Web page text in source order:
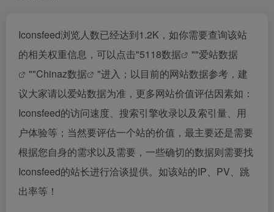
Iconsfeed浏览人数已经达到1.2K，如你需要查询该站
的相关权重信息，可以点击"5118数据 ""爱站数据
""Chinaz数据
"进入；以目前的网站数据参考，建
议大家请以爱站数据为准，更多网站价值评估因素如：
Iconsfeed的访问速度、搜索引擎收录以及索引量、用
户体验等；当然要评估一个站的价值，最主要还是需要
根据您自身的需求以及需要，一些确切的数据则需要找
Iconsfeed的站长进行洽谈提供。如该站的IP、PV、跳
出率等！